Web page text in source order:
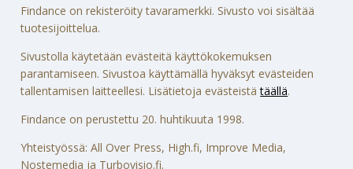
Findance on rekisteröity tavaramerkki. Sivusto voi sisältää
tuotesijoittelua.
Sivustolla käytetään evästeitä käyttökokemuksen
parantamiseen. Sivustoa käyttämällä hyväksyt evästeiden
tallentamisen laitteellesi. Lisätietoja evästeistätäällä.
Findance on perustettu 20. huhtikuuta 1998.
Yhteistyössä: All Over Press, High.fi, Improve Media,
Nostemedia ja Turbovisio.fi.